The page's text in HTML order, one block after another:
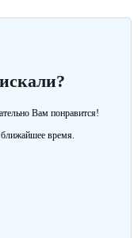
Вам понравится!
время.